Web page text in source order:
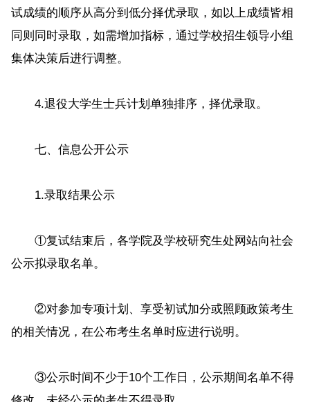
试成绩的顺序从高分到低分择优录取，如以上成绩皆相
同则同时录取，如需增加指标，通过学校招生领导小组
集体决策后进行调整。
4.退役大学生士兵计划单独排序，择优录取。
七、信息公开公示
1.录取结果公示
①复试结束后，各学院及学校研究生处网站向社会
公示拟录取名单。
②对参加专项计划、享受初试加分或照顾政策考生
的相关情况，在公布考生名单时应进行说明。
③公示时间不少于10个工作日，公示期间名单不得